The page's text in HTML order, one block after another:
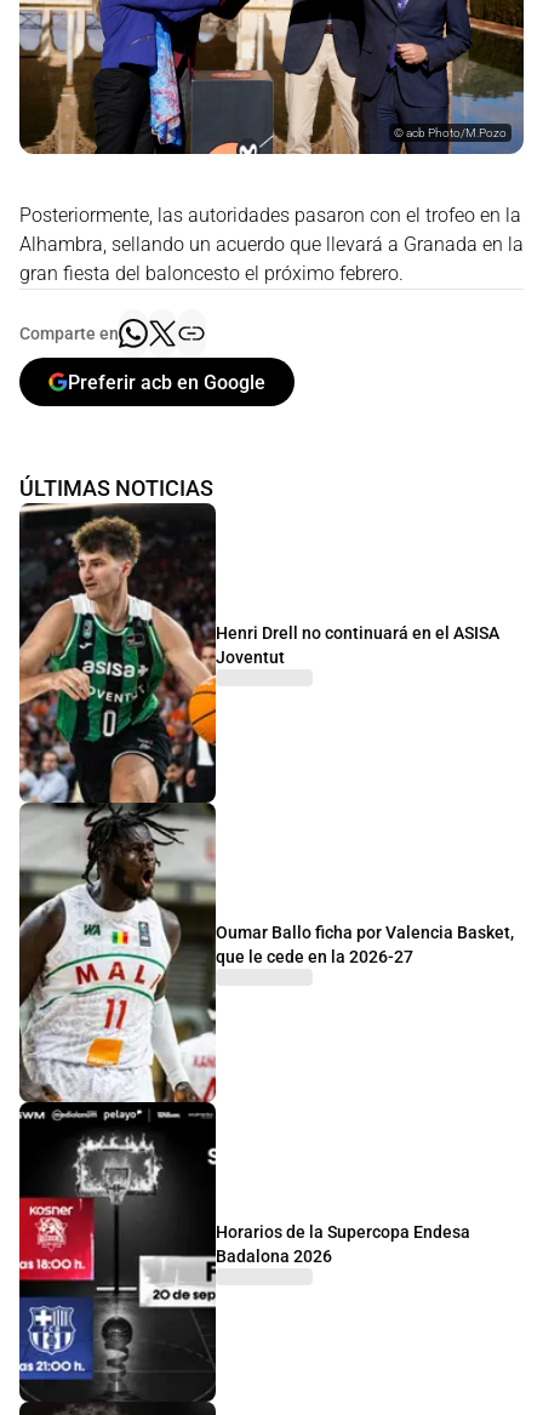
©acb Photo/M.Pozo
Posteriormente, las autoridades pasaron con el trofeo en la
Alhambra, sellando un acuerdo que llevará a Granada en la
gran fiesta del baloncesto el próximo febrero.
Comparte en
Preferir acb en Google
ÚLTIMAS NOTICIAS
Henri Drell no continuará en el ASISA
Joventut
Oumar Ballo ficha por Valencia Basket,
que le cede en la 2026-27
Horarios de la Supercopa Endesa
Badalona 2026